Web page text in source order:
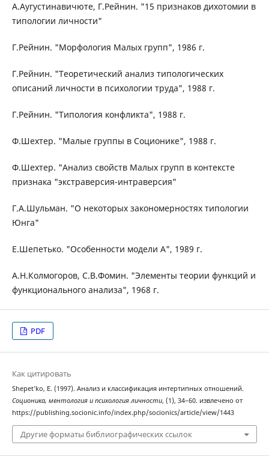
А.Аугустинавичюте, Г.Рейнин. "15 признаков дихотомии в
типологии личности"
Г.Рейнин. "Морфология Малых групп", 1986 г.
Г.Рейнин. "Теоретический анализ типологических
описаний личности в психологии труда", 1988 г.
Г.Рейнин. "Типология конфликта", 1988 г.
Ф.Шехтер. "Малые группы в Соционике", 1988 г.
Ф.Шехтер. "Анализ свойств Малых групп в контексте
признака "экстраверсия-интраверсия"
Г.А.Шульман. "О некоторых закономерностях типологии
Юнга"
Е.Шепетько. "Особенности модели А", 1989 г.
А.Н.Колмогоров, С.В.Фомин. "Элементы теории функций и
функционального анализа", 1968 г.
PDF
Как цитировать
Shepet’ko, E. (1997). Анализ и классификация интертипных отношений.
Соционика, ментология и психология личности, (1), 34–60. извлечено от
https://publishing.socionic.info/index.php/socionics/article/view/1443
Другие форматы библиографических ссылок